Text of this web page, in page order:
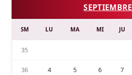
SEPTIEMBRE
SM LU MA MI JU
35
36 4 5 6 7